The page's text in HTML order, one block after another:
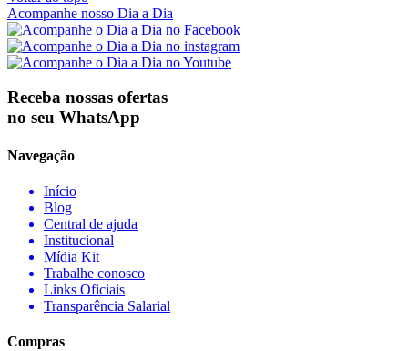
Acompanhe nosso Dia a Dia
Receba nossas ofertas
no seu WhatsApp
Navegação
Início
Blog
Central de ajuda
Institucional
Mídia Kit
Trabalhe conosco
Links Oficiais
Transparência Salarial
Compras